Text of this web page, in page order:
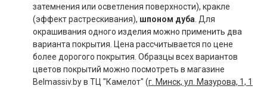
затемнения или осветления поверхности), кракле
(эффект растрескивания), шпоном дуба. Для
окрашивания одного изделия можно применить два
варианта покрытия. Цена рассчитывается по цене
более дорогого покрытия. Образцы всех вариантов
цветов покрытий можно посмотреть в магазине
Belmassiv.by в ТЦ "Камелот" (г. Минск, ул. Мазурова, 1, 1